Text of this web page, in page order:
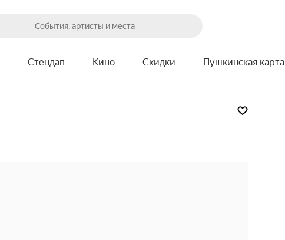
События, артисты и места
Стендап Кино Скидки Пушкинская карта